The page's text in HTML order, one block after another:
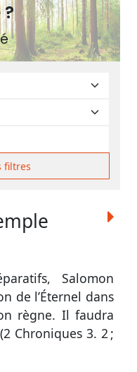
filtres
Salomon
de l’Éternel dans
règne. Il faudra
2 Chroniques 3. 2;